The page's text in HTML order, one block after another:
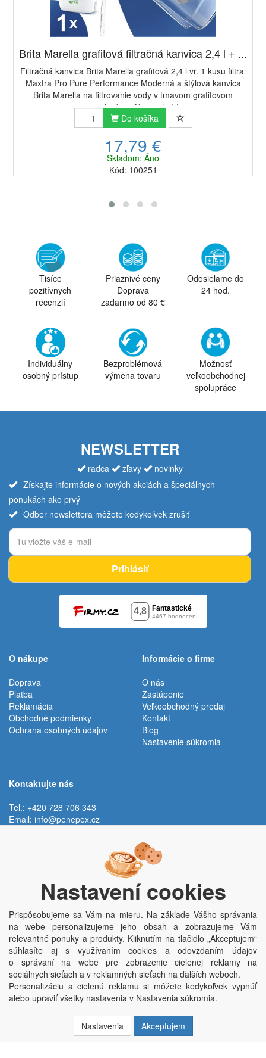
Brita Marella grafitová filtračná kanvica 2,4 l + ...
Filtračná kanvica Brita Marella grafitová 2,4 l vr. 1 kusu filtra
Maxtra Pro Pure Performance Moderná a štýlová kanvica
Brita Marella na filtrovanie vody v tmavom grafitovom
prevedení využíva vodný f...
Do košíka
17,79 €
Skladom: Áno
Kód: 100251
Tisíce
pozitívnych
recenzií
Priaznivé ceny
Doprava
zadarmo od 80 €
Odosielame do
24 hod.
Individuálny
osobný prístup
Bezproblémová
výmena tovaru
Možnosť
veľkoobchodnej
spolupráce
NEWSLETTER
radca zľavy
novinky
Získajte informácie o nových akciách a špeciálnych
ponukách ako prvý
Odber newslettera môžete kedykoľvek zrušiť
Prihlásiť
O nákupe
Doprava
Platba
Reklamácia
Obchodné podmienky
Ochrana osobných údajov
Informácie o firme
O nás
Zastúpenie
Veľkoobchodný predaj
Kontakt
Blog
Nastavenie súkromia
Kontaktujte nás
Tel.: +420 728 706 343
Email: info@penepex.cz
Trávník 2076, 686 03 Staré Město
Copyright © Penepex s.r.o. 2025, powered byABRA E-shop
Penepex s.r.o., Za Špicí 1798, 686 03 Staré Město; IČO: 03220923; DIČ:
CZ03220923; zápis do obchodního rejstříku dne 22. 7. 2014, krajský soud v
Brně oddíl C, vložka 84002
Nastavení cookies
Prispôsobujeme sa Vám na mieru. Na základe Vášho správania
na webe personalizujeme jeho obsah a zobrazujeme Vám
relevantné ponuky a produkty. Kliknutím na tlačidlo „Akceptujem“
súhlasíte aj s využívaním cookies a odovzdaním údajov
o správaní na webe pre zobrazenie cielenej reklamy na
sociálnych sieťach a v reklamných sieťach na ďalších weboch.
Personalizáciu a cielenú reklamu si môžete kedykoľvek vypnúť
alebo upraviť všetky nastavenia v Nastavenia súkromia.
Nastavenia Akceptujem